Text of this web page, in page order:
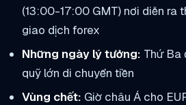
(13:00-17:00 GMT) nơi diễn ra
giao dịch forex
Những ngày lý tưởng: Thứ Ba
quỹ lớn di chuyển tiền
Vùng chết: Giờ châu Á cho